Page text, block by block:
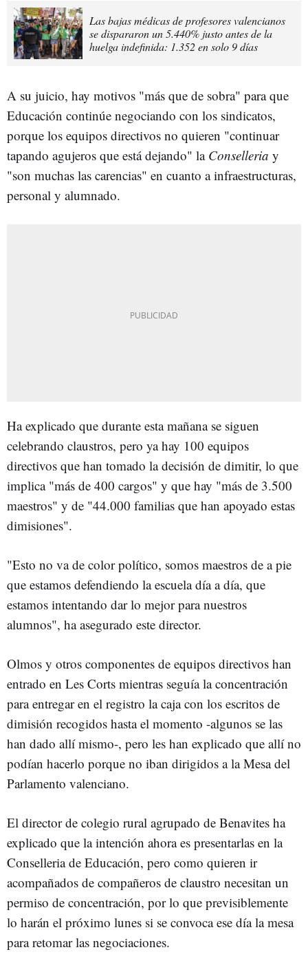
Las bajas médicas de profesores valencianos
se dispararon un 5.440% justo antes de la
huelga indefinida: 1.352 en solo 9 días
A su juicio, hay motivos "más que de sobra" para que
Educación continúe negociando con los sindicatos,
porque los equipos directivos no quieren "continuar
tapando agujeros que está dejando" la Conselleria y
"son muchas las carencias" en cuanto a infraestructuras,
personal y alumnado.
Ha explicado que durante esta mañana se siguen
celebrando claustros, pero ya hay 100 equipos
directivos que han tomado la decisión de dimitir, lo que
implica "más de 400 cargos" y que hay "más de 3.500
maestros" y de "44.000 familias que han apoyado estas
dimisiones".
"Esto no va de color político, somos maestros de a pie
que estamos defendiendo la escuela día a día, que
estamos intentando dar lo mejor para nuestros
alumnos", ha asegurado este director.
Olmos y otros componentes de equipos directivos han
entrado en Les Corts mientras seguía la concentración
para entregar en el registro la caja con los escritos de
dimisión recogidos hasta el momento -algunos se las
han dado allí mismo-, pero les han explicado que allí no
podían hacerlo porque no iban dirigidos a la Mesa del
Parlamento valenciano.
El director de colegio rural agrupado de Benavites ha
explicado que la intención ahora es presentarlas en la
Conselleria de Educación, pero como quieren ir
acompañados de compañeros de claustro necesitan un
permiso de concentración, por lo que previsiblemente
lo harán el próximo lunes si se convoca ese día la mesa
para retomar las negociaciones.